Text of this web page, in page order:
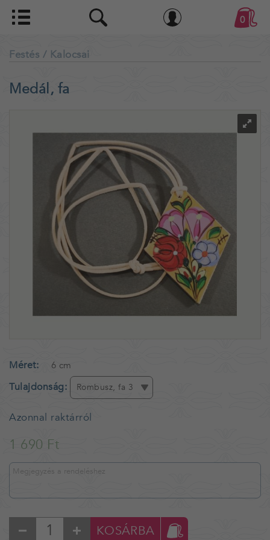
0
Festés / Kalocsai
Medál, fa
Méret 6 cm
Tulajdonság Rombusz, fa 3
Azonnal raktárról
1 690 Ft
KOSÁRBA